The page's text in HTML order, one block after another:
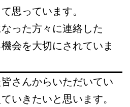
思っています。
った方々に連絡した
会を大切にされていま
さんからいただいてい
いきたいと思います。